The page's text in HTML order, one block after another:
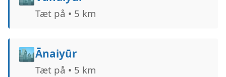
Tæt på • 5 km
🏙️Ānaiyūr
Tæt på • 5 km